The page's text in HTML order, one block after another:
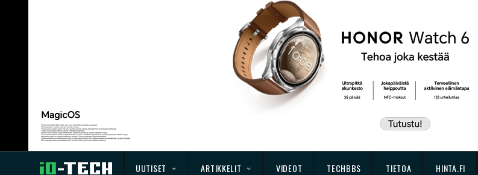
UUTISET ARTIKKELIT VIDEOT TECHBBS TIETOA HINTA.FI